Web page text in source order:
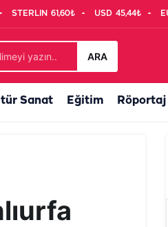
STERLIN 61,60₺ USD 45,44₺
ARA
Sanat Eğitim Röportaj